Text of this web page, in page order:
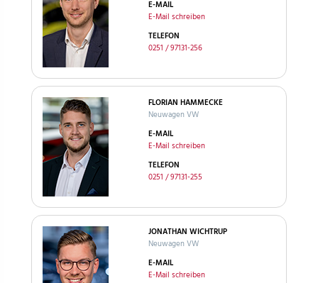
E-MAIL
E-Mail schreiben
TELEFON
0251 / 97131-256
FLORIAN HAMMECKE
Neuwagen VW
E-MAIL
E-Mail schreiben
TELEFON
0251 / 97131-255
JONATHAN WICHTRUP
Neuwagen VW
E-MAIL
E-Mail schreiben